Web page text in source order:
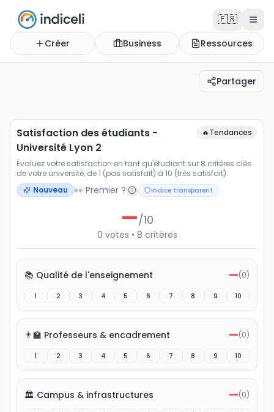
🇫🇷
Créer Business Ressources
Partager
Satisfaction des étudiants - Université Lyon 2
Évaluez votre satisfaction en tant qu'étudiant sur 8
Satisfaction des étudiants -
Université Lyon 2
🔥Tendances
Évaluez votre satisfaction en tant qu'étudiant sur 8 critères clés
de votre université, de 1 (pas satisfait) à 10 (très satisfait).
Nouveau
👀 Premier ? Indice transparent
—/10
0 votes • 8 critères
📚 Qualité de l'enseignement —(0)
1 2 3 4 5 6 7 8 9 10
👨‍🏫 Professeurs & encadrement —(0)
1 2 3 4 5 6 7 8 9 10
🏛️ Campus & infrastructures —(0)